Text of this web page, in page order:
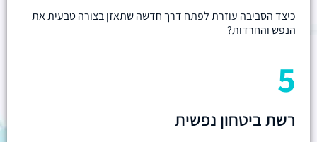
כיצד הסביבה עוזרת לפתח דרך חדשה שתאזן בצורה טבעית את
הנפש והחרדות?
5
רשת ביטחון נפשית